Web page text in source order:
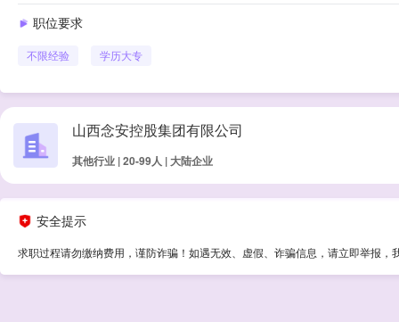
职位要求
不限经验 学历大专
山西念安控股集团有限公司
其他行业 | 20-99人 | 大陆企业
安全提示
求职过程请勿缴纳费用，谨防诈骗！如遇无效、虚假、诈骗信息，请立即举报，